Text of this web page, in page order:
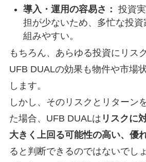
導入・運用の容易さ： 投資
担が少ないため、多忙な投資
組みやすい。
もちろん、あらゆる投資にリス
UFB DUALの効果も物件や市場
します。
しかし、そのリスクとリターン
た場合、UFB DUALは リスクに
大きく上回る可能性の高い、優
ると判断できるのではないでし